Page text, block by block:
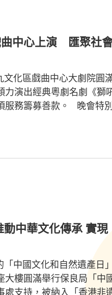
中心上演 匯聚社
文化區戲曲中心大劇院圓
演出經典粵劇名劇《獅
服務籌募善款。 晚會特
中華文化傳承 實現
「中國文化和自然遺產日
樓圓滿舉行保良局「中
支持，被納入「香港非